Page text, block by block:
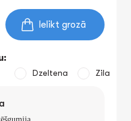
Ielikt grozā
Dzeltena Zila